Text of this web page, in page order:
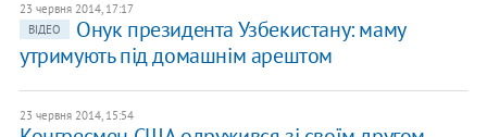
23 червня 2014, 17:17
ВІДЕО
Онук президента Узбекистану: маму
утримують під домашнім арештом
23 червня 2014, 15:54